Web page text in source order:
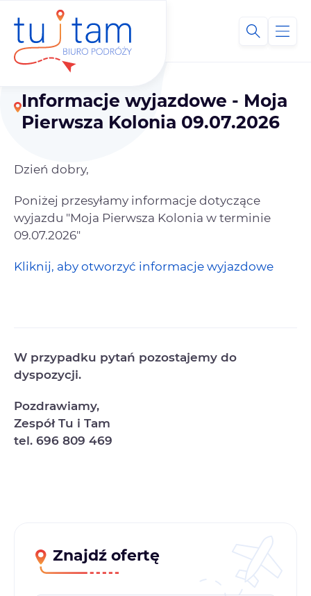
Informacje wyjazdowe - Moja
Pierwsza Kolonia 09.07.2026
Dzień dobry,
Poniżej przesyłamy informacje dotyczące
wyjazdu "Moja Pierwsza Kolonia w terminie
09.07.2026"
Kliknij, aby otworzyć informacje wyjazdowe
W przypadku pytań pozostajemy do
dyspozycji.
Pozdrawiamy,
Zespół Tu i Tam
tel. 696 809 469
Znajdź ofertę